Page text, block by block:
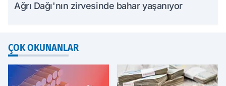
Ağrı Dağı'nın zirvesinde bahar yaşanıyor
ÇOK OKUNANLAR